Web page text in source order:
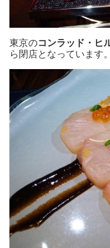
東京のコンラッド・ヒ
ら閉店となっています。